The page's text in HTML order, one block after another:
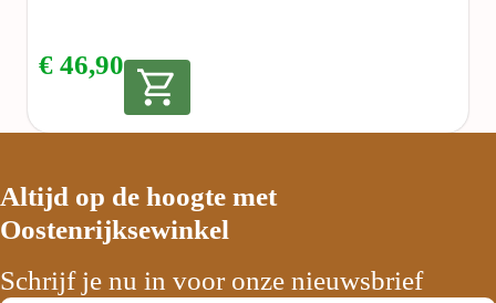
€ 46,90
Altijd op de hoogte met
Oostenrijksewinkel
Schrijf je nu in voor onze nieuwsbrief